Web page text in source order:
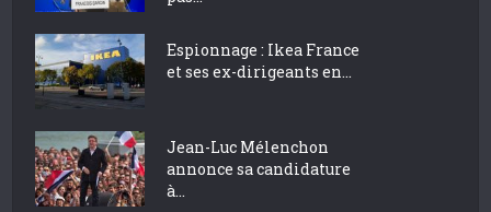
Espionnage : Ikea France
et ses ex-dirigeants en...
Jean-Luc Mélenchon
annonce sa candidature
à...